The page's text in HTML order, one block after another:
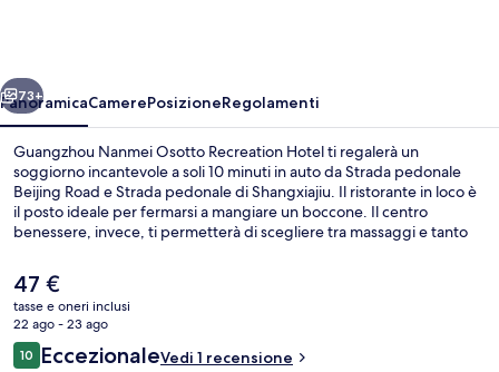
Avanti
73+
PanoramicaCamerePosizioneRegolamenti
Guangzhou Nanmei Osotto Recreation Hotel ti regalerà un
soggiorno incantevole a soli 10 minuti in auto da Strada pedonale
Beijing Road e Strada pedonale di Shangxiajiu. Il ristorante in loco è
il posto ideale per fermarsi a mangiare un boccone. Il centro
benessere, invece, ti permetterà di scegliere tra massaggi e tanto
palestra, una sauna e uno snack bar. I mezzi pubblici sono a poca
distanza: Stazione di Feixiang Park è a 4 min a piedi.
Il
prezzo
attuale
è
47 €
47 €
tasse e oneri inclusi
22 ago - 23 ago
Recensioni
1010 su 10
EccezionaleVedi 1 recensione